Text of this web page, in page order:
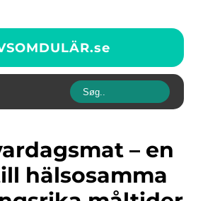
se
hälsosamma